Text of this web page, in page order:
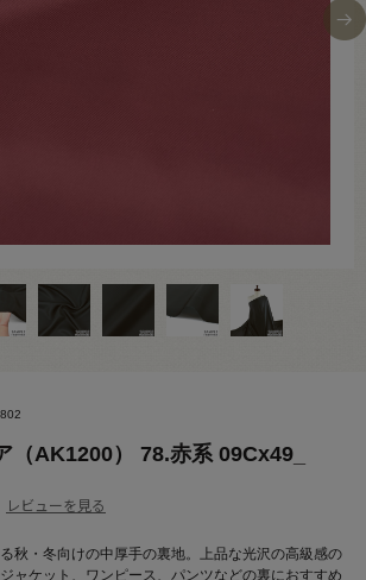
（AK1200） 78.赤系 09Cx49_
レビューを見る
秋・冬向けの中厚手の裏地。上品な光沢の高級感の
ャケット、ワンピース、パンツなどの裏におすすめ